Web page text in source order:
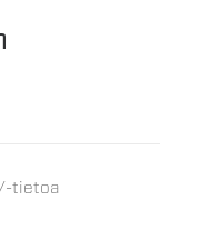
tietoa